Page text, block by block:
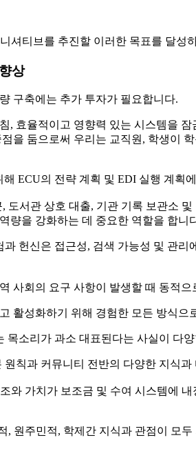
셔티브를 추진할 이러한 목표를 달성
상
구축에는 추가 투자가 필요합니다.
, 효율적이고 영향력 있는 시스템을
을 둠으로써 우리는 교직원, 학생이
ECU의 전략 계획 및 EDI 실행 계
도서관 상호 대출, 기관 기록 보관소
량을 강화하는 데 중요한 역할을 합니
헌신은 접근성, 검색 가능성 및 관
사회의 요구 사항이 발생할 때 동적
활성화하기 위해 경험한 모든 방식
소리가 과소 대표된다는 사실이 다
칙과 커뮤니티 전반의 다양한 지식
와 가치가 보조금 및 수여 시스템에
원주민적, 학제간 지식과 관점이 모